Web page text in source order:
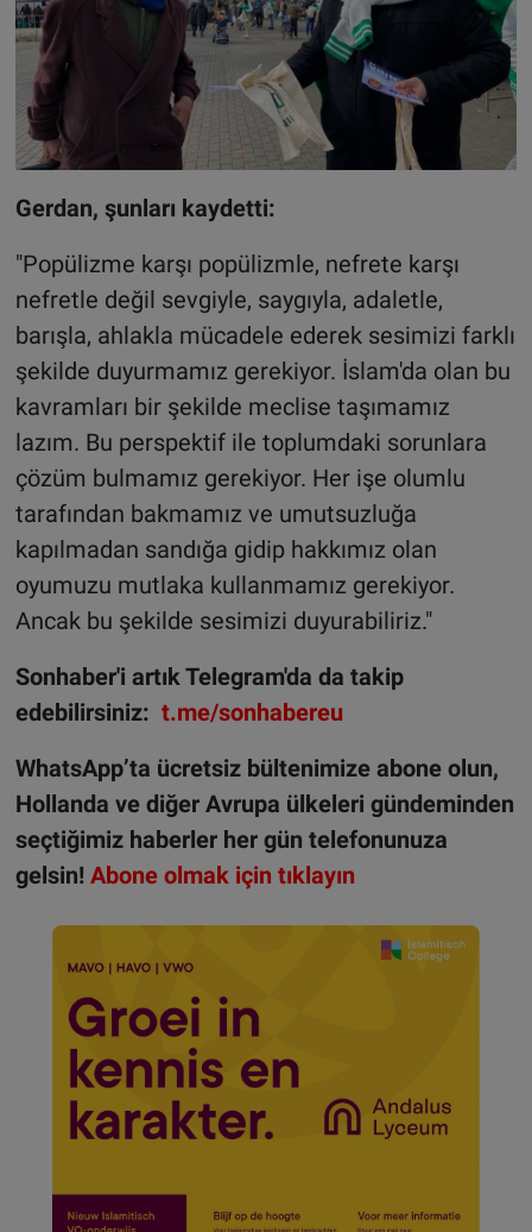
Gerdan, şunları kaydetti:
"Popülizme karşı popülizmle, nefrete karşı
nefretle değil sevgiyle, saygıyla, adaletle,
barışla, ahlakla mücadele ederek sesimizi farklı
şekilde duyurmamız gerekiyor. İslam'da olan bu
kavramları bir şekilde meclise taşımamız
lazım. Bu perspektif ile toplumdaki sorunlara
çözüm bulmamız gerekiyor. Her işe olumlu
tarafından bakmamız ve umutsuzluğa
kapılmadan sandığa gidip hakkımız olan
oyumuzu mutlaka kullanmamız gerekiyor.
Ancak bu şekilde sesimizi duyurabiliriz."
Sonhaber'i artık Telegram'da da takip
edebilirsiniz: t.me/sonhabereu
WhatsApp’ta ücretsiz bültenimize abone olun,
Hollanda ve diğer Avrupa ülkeleri gündeminden
seçtiğimiz haberler her gün telefonunuza
gelsin! Abone olmak için tıklayın